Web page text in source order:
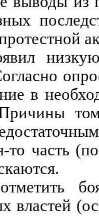
в
Причины
то часть
властей